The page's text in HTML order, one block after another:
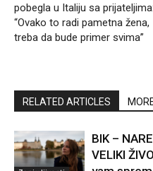
pobegla u Italiju sa prijateljima:
“Ovako to radi pametna žena,
treba da bude primer svima”
RELATED ARTICLES
BIK –
VELIKI